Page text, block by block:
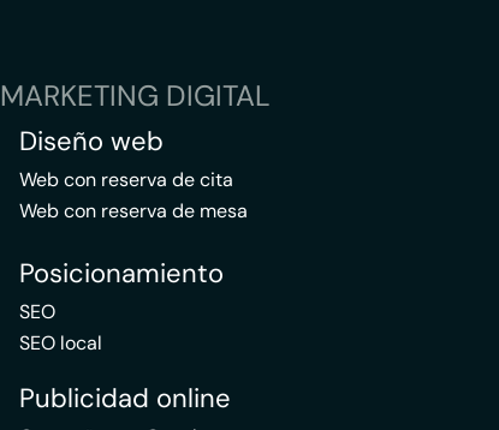
MARKETING DIGITAL
Diseño web
Web con reserva de cita
Web con reserva de mesa
Posicionamiento
SEO
SEO local
Publicidad online